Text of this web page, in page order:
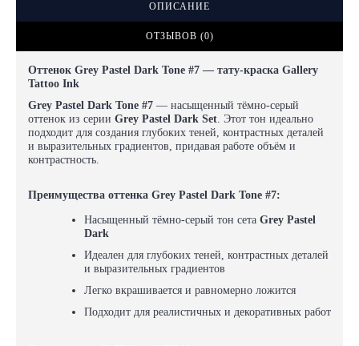
ОПИСАНИЕ
ОТЗЫВОВ (0)
Оттенок Grey Pastel Dark Tone #7 — тату-краска Gallery
Tattoo Ink
Grey Pastel Dark Tone #7 — насыщенный тёмно-серый
оттенок из серии Grey Pastel Dark Set. Этот тон идеально
подходит для создания глубоких теней, контрастных деталей
и выразительных градиентов, придавая работе объём и
контрастность.
Преимущества оттенка Grey Pastel Dark Tone #7:
Насыщенный тёмно-серый тон сета Grey Pastel
Dark
Идеален для глубоких теней, контрастных деталей
и выразительных градиентов
Легко вкрашивается и равномерно ложится
Подходит для реалистичных и декоративных работ